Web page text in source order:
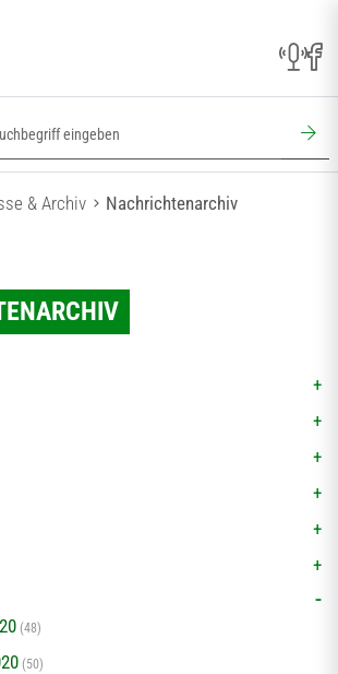
& Archiv Nachrichtenarchiv
(48)
(50)